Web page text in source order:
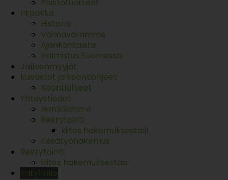
Hiipakka
Historia
Voimavaramme
Ajankohtaista
Valmistus Suomessa
Jälleenmyyjät
Kuvastot ja koontiohjeet
Koontiohjeet
Yhteystiedot
Henkilömme
Rekrytointi
kiitos hakemuksestasi
Kesätyöhakemus
Rekrytointi
kiitos hakemuksestasi